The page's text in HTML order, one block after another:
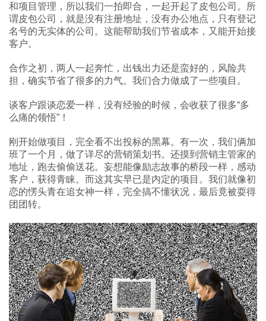
和项目管理，所以我们一拍即合，一起开起了皮包公司。所
谓皮包公司，就是没有注册地址，没有办公地点，只有登记
名号的无实体的公司。这能帮助我们节省成本，又能开始接
客户。
合作之初，两人一起奔忙，出钱出力还是蛮好的，风险共
担，确实节省了很多的力气。我们合力做成了一些项目。
谈客户跟谈恋爱一样，没有经验的时候，会收获了很多“多
么痛的领悟”！
刚开始做项目，完全看不出投标的黑幕。有一次，我们俩加
班了一个月，做了详尽的营销策划书。还摸到营销主管家的
地址，跑去偷偷送花。妄想能像励志故事的桥段一样，感动
客户，获得青睐。而这其实早已是内定的项目。我们就像初
恋的愣头青在追女神一样，完全搞不懂状况，最后竟被耍得
团团转。